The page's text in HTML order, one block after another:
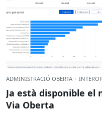
ADMINISTRACIÓ OBERTA ·
Ja està disponible el
Via Oberta